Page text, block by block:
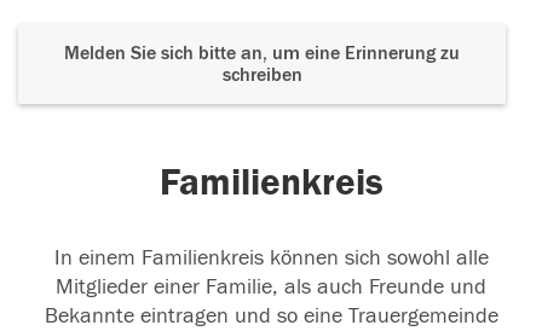
Melden Sie sich bitte an, um eine Erinnerung zu
schreiben
Familienkreis
In einem Familienkreis können sich sowohl alle
Mitglieder einer Familie, als auch Freunde und
Bekannte eintragen und so eine Trauergemeinde